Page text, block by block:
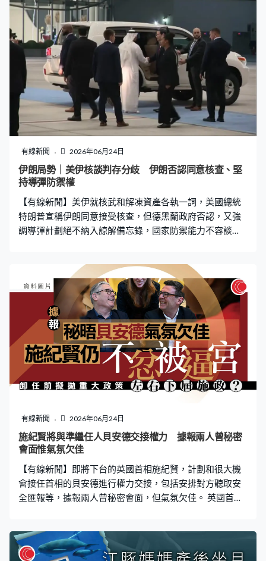
總理勒科爾尼指，由上星期四起已有40人嬉水時溺斃，死
者大部分是青年，包括一名13歲女童。法國體育及青年部
長法拉利則警告，在無人監管的區域游泳有風險。 法國全
國過半地區發出紅色預警，當地星期二錄得歷來六月最高
平均溫度29.8度，不少遊客都會到室內景點避暑，不過巴
黎艾菲爾鐵塔於星期二中午已截止入場，提早8小時於下午
四時關閉，羅浮宮亦宣布，由即日起至星期六，將會提前
至下午四時休館。 在西班牙首都馬德里，星期二日間錄得
38度，民眾紛紛在街頭飲水機裝水，補充水分。南部的安
達盧西亞地區發出紅色預警，當中塞維利亞同樣錄得38
度，除了飲水、或淋水降溫，凍飲、雪糕當然少不了。而
在英國學校周二提早放學，大批民眾到海灘游水降溫，氣
象局繼續發出紅色高溫預警，英格蘭南部預測氣溫高達39
有線新聞 2026年06月24日
伊朗局勢｜美伊核談判存分歧 伊朗否認同意核查、堅
持導彈防禦權
【有線新聞】美伊就核武和解凍資產各執一詞，美國總統
特朗普宣稱伊朗同意接受核查，但德黑蘭政府否認，又強
調導彈計劃絕不納入諒解備忘錄，國家防禦能力不容談
來一段長時間，甚至無限期，接受最高級別的核查，確保
核誠信，警告對方不同意會中止談判。不過伊朗否認邀請
國際原子能機構核查人員到訪核設施，特朗普認為伊朗說
法有錯。特朗普：「他們錯了，他們知道是自己錯了，他
們內部已經告訴我們，並會接受全面檢查。（你認為核查
人員甚麼時候才能真正到場？）時機成熟時，不用著急，
但他們會在合適的時機到場。」 特朗普又提及伊朗被解凍
的資產，將存入美國控制的託管戶口，購買美國食品和醫
療物資，更聲稱上周簽署的諒解備忘錄，令伊朗失去海
如何處置被解凍的資產，其他國家無權干涉。總統佩澤希
齊揚出訪巴基斯坦，與總理夏巴茲舉行聯合記者會時，亦
強調導彈計劃從未且絕不納入諒解備忘錄，重申導彈是國
被以色列和美國摧毀。 至於霍爾木茲海峽的通航問題，
有線新聞 2026年06月24日
施紀賢將與準繼任人貝安德交接權力 據報兩人曾秘密
會面惟氣氛欠佳
【有線新聞】即將下台的英國首相施紀賢，計劃和很大機
會接任首相的貝安德進行權力交接，包括安排對方聽取安
全匯報等，據報兩人曾秘密會面，但氣氛欠佳。 英國首相
任的大曼徹斯特前市長貝安德在倫敦一個地點會晤約一小
時，是自貝安德在上周的國會下議院補選勝出後，兩人首